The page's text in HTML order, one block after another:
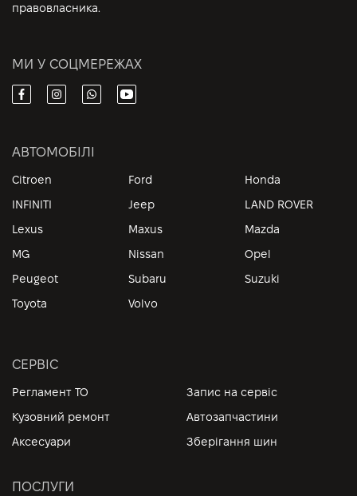
правовласника.
МИ У СОЦМЕРЕЖАХ
АВТОМОБІЛІ
Citroen Ford
Honda
INFINITI
Jeep
LAND ROVER
Lexus
Maxus
Mazda
MG
Nissan
Opel
Peugeot
Subaru
Suzuki
Toyota
Volvo
СЕРВІС
Регламент ТО
Запис на сервіс
Кузовний ремонт
Автозапчастини
Аксесуари
Зберігання шин
ПОСЛУГИ